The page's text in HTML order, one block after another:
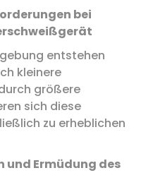
bei
entstehen
kleinere
größere
sich diese
zu erheblichen
und Ermüdung des